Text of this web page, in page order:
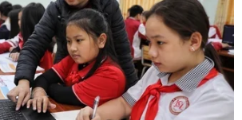
giao Mỹ ngày 12/5 đã chỉ
Quốc hạ đặt giàn khoan Hải
Shiyou 981) và triển khai
biển tranh chấp với Việt Nam